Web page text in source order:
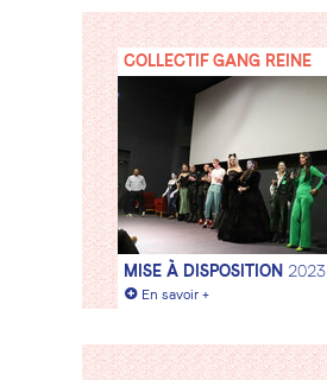
COLLECTIF GANG REINE
MISE À DISPOSITION 2023
+ En savoir +